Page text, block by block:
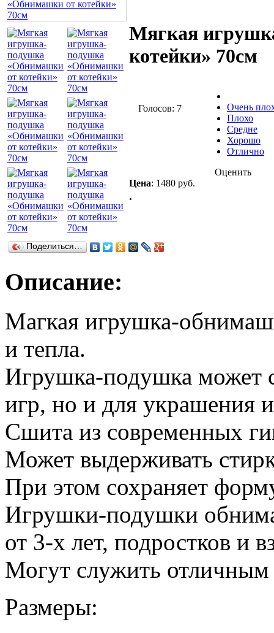
Мягкая
котейки» 70см
Голосов: 7
Очень
Плохо
Средне
Хорошо
Отлично
Оценить
Цена: 1480 руб.
.
Поделиться…
Описание:
Магкая игрушка-
и тепла.
Игрушка-подушка может
игр, но и для украшения
Сшита из современных
Может выдерживать
При этом сохраняет
Игрушки-подушки
от 3-х лет, подростков и
Могут служить отличным
Размеры: